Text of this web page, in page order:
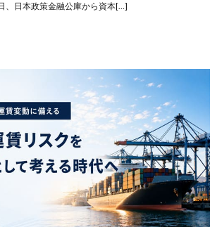
、日本政策金融公庫から資本[…]